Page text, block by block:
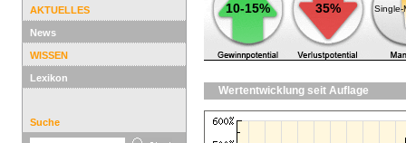
AKTUELLES
News
WISSEN
Lexikon
Suche
10-15% 35% Single-
Wertentwicklung seit Auflage